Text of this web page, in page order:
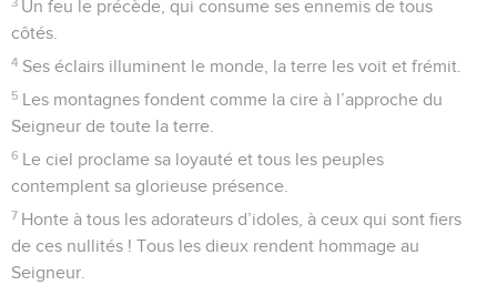
Le Seigneur est roi. Joie sur toute la terre
Chantez en l’honneur du Seigneur un chant nouveau ; gens
Chantez en l’honneur du Seigneur, remerciez-le d’être
Parlez de sa gloire à tous les hommes, chez tous les
peuples, racontez ses merveilles.